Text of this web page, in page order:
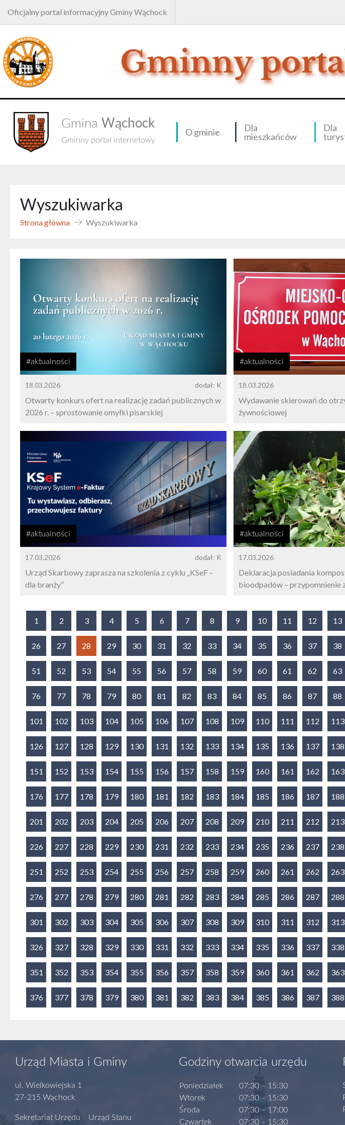
Oficjalny portal informacyjny Gminy Wąchock
Gmina Wąchock
Gminny portal internetowy
O gminie
Dla
mieszkańców
Dla
Wyszukiwarka
Strona główna Wyszukiwarka
#aktualności
18.03.2026 dodał: K
Otwarty konkurs ofert na realizację zadań publicznych w
2026 r. – sprostowanie omyłki pisarskiej
#aktualności
18.03.2026
Wydawanie skierowań do
żywnościowej
#aktualności
17.03.2026 dodał: K
Urząd Skarbowy zaprasza na szkolenia z cyklu „KSeF –
dla branży”
#aktualności
17.03.2026
Deklaracja posiadania
bioodpadów – przypomnienie
1 2 3 4 5 6 7 8 9 10 11 12 13
26 27 28 29 30 31 32 33 34 35 36 37 38
51 52 53 54 55 56 57 58 59 60 61 62 63
76 77 78 79 80 81 82 83 84 85 86 87 88
101 102 103 104 105 106 107 108 109 110 111 112 113
126 127 128 129 130 131 132 133 134 135 136 137 138
151 152 153 154 155 156 157 158 159 160 161 162 163
176 177 178 179 180 181 182 183 184 185 186 187 188
201 202 203 204 205 206 207 208 209 210 211 212 213
226 227 228 229 230 231 232 233 234 235 236 237 238
251 252 253 254 255 256 257 258 259 260 261 262 263
276 277 278 279 280 281 282 283 284 285 286 287 288
301 302 303 304 305 306 307 308 309 310 311 312 313
326 327 328 329 330 331 332 333 334 335 336 337 338
351 352 353 354 355 356 357 358 359 360 361 362 363
376 377 378 379 380 381 382 383 384 385 386 387 388
Urząd Miasta i Gminy
ul. Wielkowiejska 1
27-215 Wąchock
Sekretariat Urzędu Urząd Stanu
Godziny otwarcia urzędu
Poniedziałek
Wtorek
Środa
Czwartek
07:30 – 15:30
07:30 – 15:30
07:30 – 17:00
07:30 – 15:30